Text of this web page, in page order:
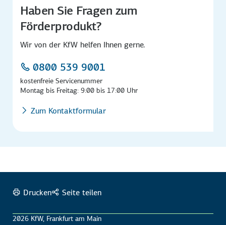
Haben Sie Fragen zum
Förderprodukt?
Wir von der KfW helfen Ihnen gerne.
0800 539 9001
kostenfreie Servicenummer
Montag bis Freitag: 9:00 bis 17:00 Uhr
Zum Kontaktformular
Drucken Seite teilen
2026 KfW, Frankfurt am Main